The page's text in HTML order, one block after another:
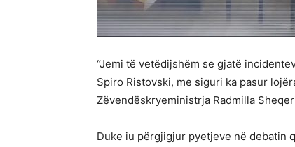
“Jemi të vetëdijshëm se gjatë
Spiro Ristovski, me siguri ka pasur
Zëvendëskryeministrja Radmilla
Duke iu përgjigjur pyetjeve në debatin